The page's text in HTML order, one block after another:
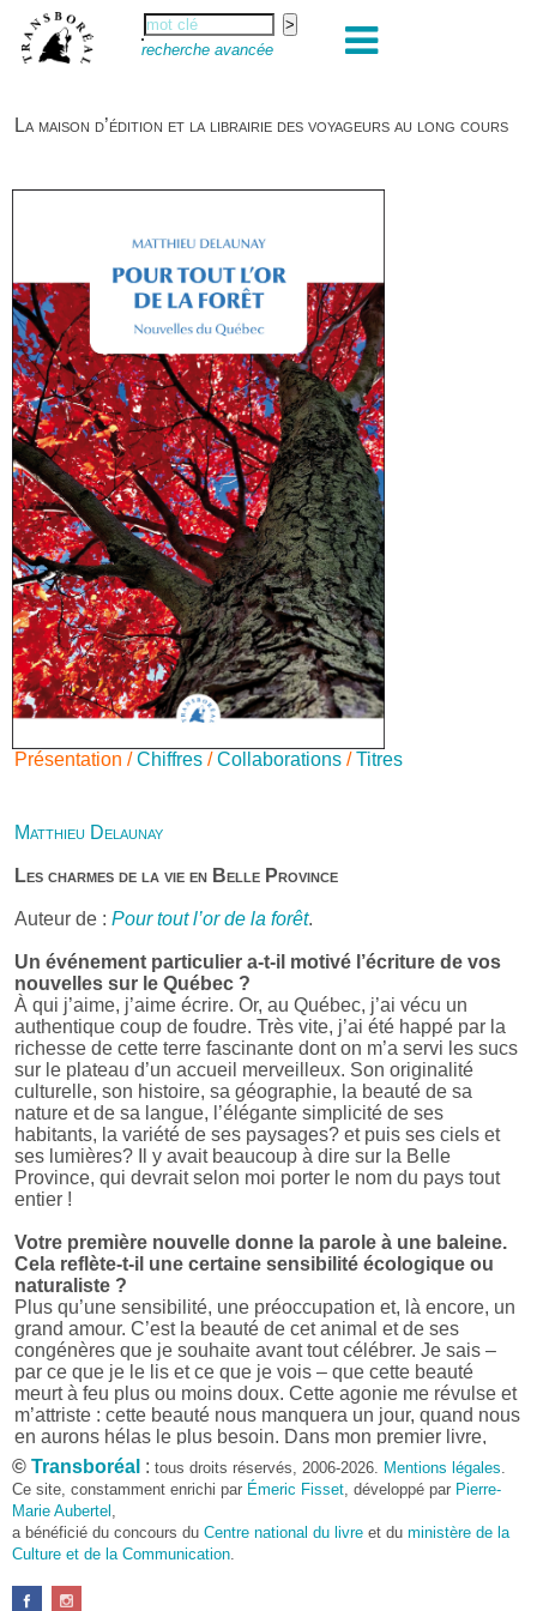
recherche avancée
La maison d’édition et la librairie des voyageurs au long cours
Présentation /Chiffres /Collaborations /Titres
Matthieu Delaunay
Les charmes de la vie en Belle Province
Auteur de : Pour tout l’or de la forêt.
Un événement particulier a-t-il motivé l’écriture de vos
nouvelles sur le Québec ?
À qui j’aime, j’aime écrire. Or, au Québec, j’ai vécu un
authentique coup de foudre. Très vite, j’ai été happé par la
richesse de cette terre fascinante dont on m’a servi les sucs
sur le plateau d’un accueil merveilleux. Son originalité
culturelle, son histoire, sa géographie, la beauté de sa
nature et de sa langue, l’élégante simplicité de ses
habitants, la variété de ses paysages? et puis ses ciels et
ses lumières? Il y avait beaucoup à dire sur la Belle
Province, qui devrait selon moi porter le nom du pays tout
entier !
Votre première nouvelle donne la parole à une baleine.
Cela reflète-t-il une certaine sensibilité écologique ou
naturaliste ?
Plus qu’une sensibilité, une préoccupation et, là encore, un
grand amour. C’est la beauté de cet animal et de ses
congénères que je souhaite avant tout célébrer. Je sais –
par ce que je le lis et ce que je vois – que cette beauté
meurt à feu plus ou moins doux. Cette agonie me révulse et
m’attriste : cette beauté nous manquera un jour, quand nous
en aurons hélas le plus besoin. Dans mon premier livre,
j’avais pris goût à me mettre dans la peau d’une bête. Outre
l’intérêt de l’exercice littéraire, il me semble que cela peut
être un bon moyen pour transmettre certains messages.
Pourquoi avoir choisi le format des nouvelles plutôt
qu’un autre ?
D’abord parce que j’aime (décidément!) en lire !
© Transboréal : tous droits réservés, 2006-2026. Mentions légales
Ce site, constamment enrichi par Émeric Fisset , développé par Pierre-
Marie Aubertel
a bénéficié du concours du Centre national du livre et du ministère de la
Culture et de la Communication